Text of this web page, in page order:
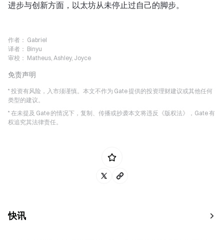
进步与创新方面，以太坊从未停止过自己的脚步。
作者： Gabriel
译者： Binyu
审校： Matheus, Ashley, Joyce
免责声明
* 投资有风险，入市须谨慎。本文不作为 Gate 提供的投资理财建议或其他任何
类型的建议。
* 在未提及 Gate 的情况下，复制、传播或抄袭本文将违反《版权法》，Gate 有
权追究其法律责任。
快讯